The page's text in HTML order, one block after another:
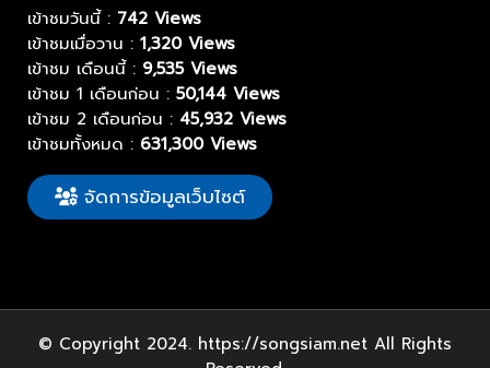
เข้าชมวันนี้ : 742 Views
เข้าชมเมื่อวาน : 1,320 Views
เข้าชม เดือนนี้ : 9,535 Views
เข้าชม 1 เดือนก่อน : 50,144 Views
เข้าชม 2 เดือนก่อน : 45,932 Views
เข้าชมทั้งหมด : 631,300 Views
จัดการข้อมูลเว็บไซต์
© Copyright 2024. https://songsiam.net All Rights